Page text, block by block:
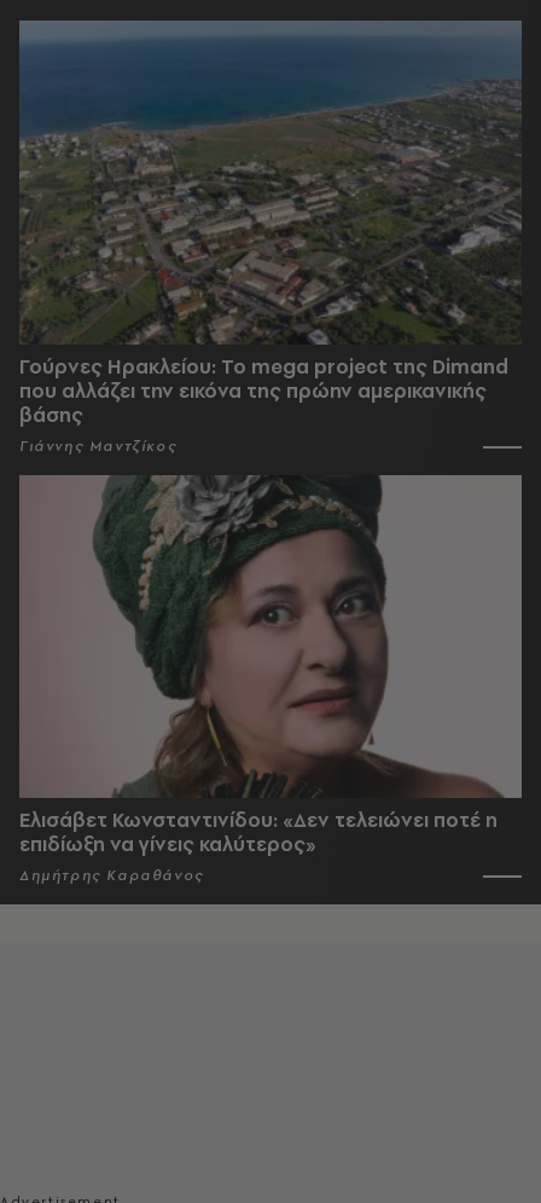
Γούρνες Ηρακλείου: To mega project της Dimand
που αλλάζει την εικόνα της πρώην αμερικανικής
βάσης
Γιάννης Μαντζίκος
Ελισάβετ Κωνσταντινίδου: «Δεν τελειώνει ποτέ η
επιδίωξη να γίνεις καλύτερος»
Δημήτρης Καραθάνος